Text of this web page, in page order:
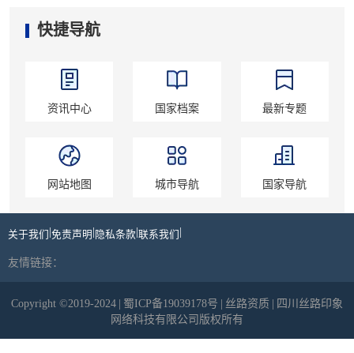
快捷导航
资讯中心 国家档案 最新专题
网站地图 城市导航 国家导航
关于我们 免责声明 隐私条款 联系我们
友情链接：
Copyright ©2019-2024 蜀ICP备19039178号 丝路资质
四川丝路印象
网络科技有限公司版权所有